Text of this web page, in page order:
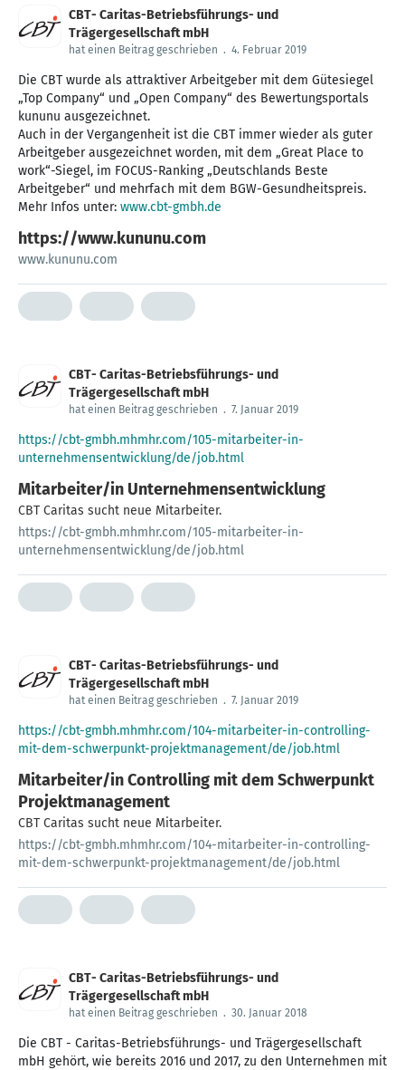
CBT- Caritas-Betriebsführungs- und
Trägergesellschaft mbH
hat einen Beitrag geschrieben . 4. Februar 2019
Die CBT wurde als attraktiver Arbeitgeber mit dem Gütesiegel
„Top Company“ und „Open Company“ des Bewertungsportals
kununu ausgezeichnet.
Auch in der Vergangenheit ist die CBT immer wieder als guter
Arbeitgeber ausgezeichnet worden, mit dem „Great Place to
work“-Siegel, im FOCUS-Ranking „Deutschlands Beste
Arbeitgeber“ und mehrfach mit dem BGW-Gesundheitspreis.
Mehr Infos unter: www.cbt-gmbh.de
https://www.kununu.com
www.kununu.com
CBT- Caritas-Betriebsführungs- und
Trägergesellschaft mbH
hat einen Beitrag geschrieben . 7. Januar 2019
https://cbt-gmbh.mhmhr.com/105-mitarbeiter-in-
unternehmensentwicklung/de/job.html
Mitarbeiter/in Unternehmensentwicklung
CBT Caritas sucht neue Mitarbeiter.
https://cbt-gmbh.mhmhr.com/105-mitarbeiter-in-
unternehmensentwicklung/de/job.html
CBT- Caritas-Betriebsführungs- und
Trägergesellschaft mbH
hat einen Beitrag geschrieben . 7. Januar 2019
https://cbt-gmbh.mhmhr.com/104-mitarbeiter-in-controlling-
mit-dem-schwerpunkt-projektmanagement/de/job.html
Mitarbeiter/in Controlling mit dem Schwerpunkt
Projektmanagement
CBT Caritas sucht neue Mitarbeiter.
https://cbt-gmbh.mhmhr.com/104-mitarbeiter-in-controlling-
mit-dem-schwerpunkt-projektmanagement/de/job.html
CBT- Caritas-Betriebsführungs- und
Trägergesellschaft mbH
hat einen Beitrag geschrieben . 30. Januar 2018
Die CBT - Caritas-Betriebsführungs- und Trägergesellschaft
mbH gehört, wie bereits 2016 und 2017, zu den Unternehmen mit